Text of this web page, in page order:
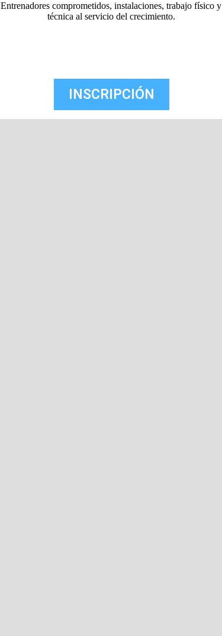
Entrenadores comprometidos, instalaciones, trabajo físico y
técnica al servicio del crecimiento.
INSCRIPCIÓN